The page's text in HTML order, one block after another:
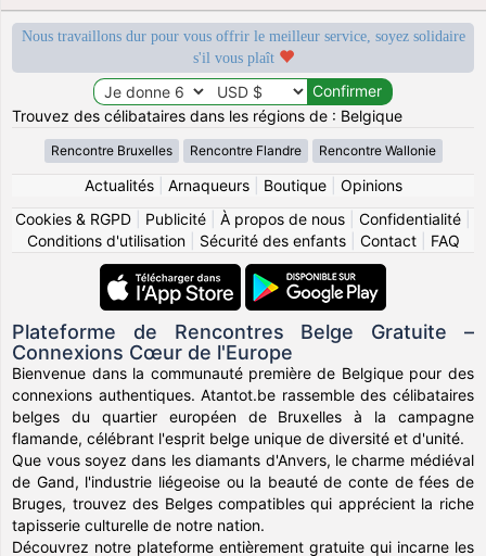
Nous travaillons dur pour vous offrir le meilleur service, soyez solidaire
s'il vous plaît
Trouvez des célibataires dans les régions de : Belgique
Rencontre Bruxelles Rencontre Flandre Rencontre Wallonie
Actualités| Arnaqueurs| Boutique| Opinions
Cookies & RGPD
Publicité À propos de nous Confidentialité
Conditions d'utilisation| Sécurité des enfants| Contact| FAQ
Plateforme de Rencontres Belge Gratuite –
Connexions Cœur de l'Europe
Bienvenue dans la communauté première de Belgique pour des
connexions authentiques. Atantot.be rassemble des célibataires
belges du quartier européen de Bruxelles à la campagne
flamande, célébrant l'esprit belge unique de diversité et d'unité.
Que vous soyez dans les diamants d'Anvers, le charme médiéval
de Gand, l'industrie liégeoise ou la beauté de conte de fées de
Bruges, trouvez des Belges compatibles qui apprécient la riche
tapisserie culturelle de notre nation.
Découvrez notre plateforme entièrement gratuite qui incarne les